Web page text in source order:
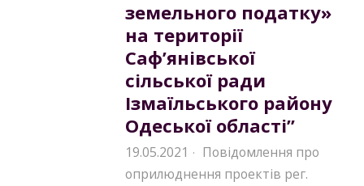
земельного податку»
на території
Саф’янівської
сільської ради
Ізмаїльського району
Одеської області”
19.05.2021 · Повідомлення про
оприлюднення проектів рег.